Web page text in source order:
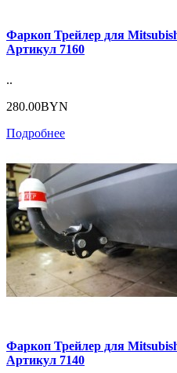
Фаркоп Трейлер для
Артикул 7160
..
280.00BYN
Подробнее
Фаркоп Трейлер для
Артикул 7140